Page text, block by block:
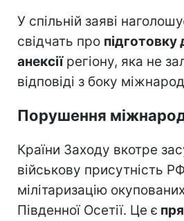
У спільній заяві
свідчать про підготовку
анексіїрегіону, яка не
відповіді з боку
Порушення
Країни Заходу вкотре
військову присутність
мілітаризацію
Південної Осетії. Це є